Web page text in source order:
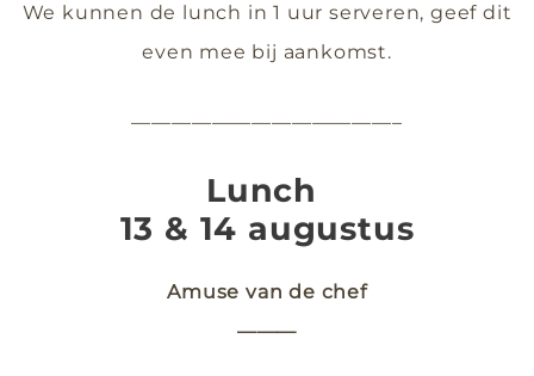
We kunnen de lunch in 1 uur serveren, geef dit
even mee bij aankomst.
—————————————–
Lunch
13 & 14 augustus
Amuse van de chef
———